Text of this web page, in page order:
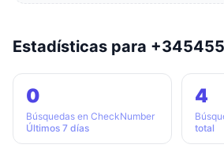
Estadísticas para
0
Búsquedas en CheckNumber
Últimos 7 días
4
total